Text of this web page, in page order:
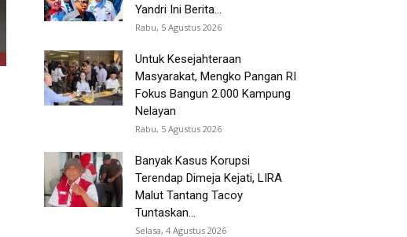
Yandri Ini Berita...
Rabu, 5 Agustus 2026
Untuk Kesejahteraan
Masyarakat, Mengko Pangan RI
Fokus Bangun 2.000 Kampung
Nelayan
Rabu, 5 Agustus 2026
Banyak Kasus Korupsi
Terendap Dimeja Kejati, LIRA
Malut Tantang Tacoy
Tuntaskan...
Selasa, 4 Agustus 2026